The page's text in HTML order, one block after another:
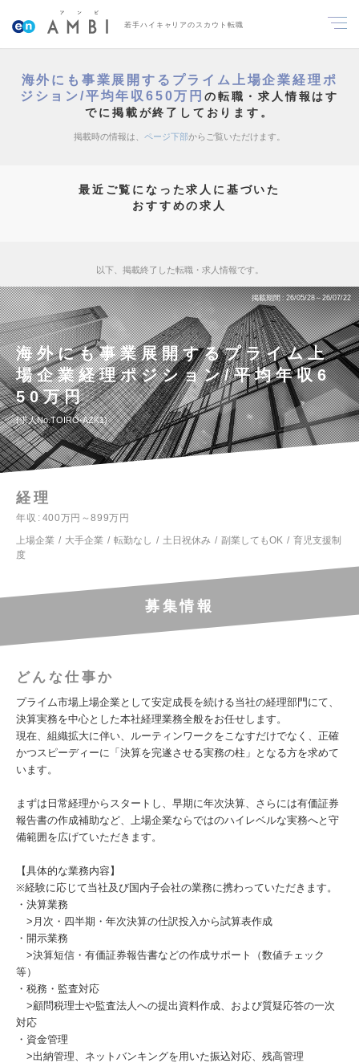
若手ハイキャリアのスカウト転職
海外にも事業展開するプライム上場企業経理ポ
ジション/平均年収650万円の転職・求人情報はす
でに掲載が終了しております。
掲載時の情報は、 ページ下部からご覧いただけます。
最近ご覧になった求人に基づいた
おすすめの求人
以下、掲載終了した転職・求人情報です。
掲載期間 26/05/28～26/07/22
海外にも事業展開するプライム上
場企業経理ポジション/平均年収6
50万円
求人No.TOIRO-AZK1
経理
年収
400万円～899万円
上場企業
大手企業 転勤なし 土日祝休み 副業してもOK
育児支援制
度
募集情報
どんな仕事か
プライム市場上場企業として安定成長を続ける当社の経理部門にて、
決算実務を中心とした本社経理業務全般をお任せします。
現在、組織拡大に伴い、ルーティンワークをこなすだけでなく、正確
かつスピーディーに「決算を完遂させる実務の柱」となる方を求めて
います。
まずは日常経理からスタートし、早期に年次決算、さらには有価証券
報告書の作成補助など、上場企業ならではのハイレベルな実務へと守
備範囲を広げていただきます。
【具体的な業務内容】
※経験に応じて当社及び国内子会社の業務に携わっていただきます。
・決算業務
>月次・四半期・年次決算の仕訳投入から試算表作成
・開示業務
>決算短信・有価証券報告書などの作成サポート（数値チェック
等）
・税務・監査対応
>顧問税理士や監査法人への提出資料作成、および質疑応答の一次
対応
・資金管理
>出納管理、ネットバンキングを用いた振込対応、残高管理